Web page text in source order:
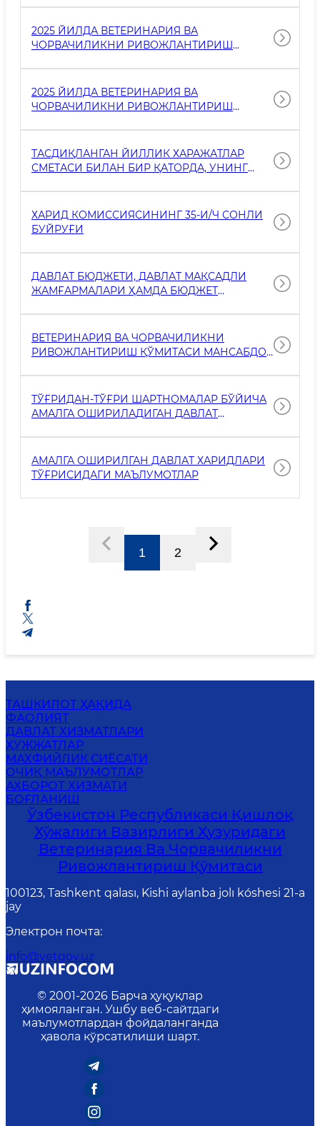
2025 ЙИЛДА ВЕТЕРИНАРИЯ ВА
ЧОРВАЧИЛИКНИ РИВОЖЛАНТИРИШ
РЕКОНСТРУКЦИЯ ҚИЛИШ ВА ТАЪМИРЛАШ
ИШЛАРИ БЎЙИЧА ЎТКАЗИЛГАН ТАНЛОВЛАР
(ТЕНДЕРЛАР) ТЎҒРИСИДАГИ МАЪЛУМОТЛАР
2025 ЙИЛДА ВЕТЕРИНАРИЯ ВА
ЧОРВАЧИЛИКНИ РИВОЖЛАНТИРИШ
ҚЎЙИЛМАЛАР ҲИСОБИДАН АМАЛГА
ОШИРИЛАЁТГАН ЛОЙИҲАЛАРНИНГ
ИЖРОСИ ТЎҒРИСИДАГИ МАЪЛУМОТЛАР
ТАСДИҚЛАНГАН ЙИЛЛИК ХАРАЖАТЛАР
СМЕТАСИ БИЛАН БИР ҚАТОРДА, УНИНГ
ҚУРИШ, РЕКОНСТРУКЦИЯ ҚИЛИШ ВА
КАПИТАЛ ТАЪМИРЛАШ ИШЛАРИ,
АВТОМОТОТРАНСПОРТ ВОСИТАЛАРИНИ
ТЎҒРИСИДАГИ МАЪЛУМОТЛАР
ХАРИД КОМИССИЯСИНИНГ 35-И/Ч СОНЛИ
БУЙРУҒИ
ДАВЛАТ БЮДЖЕТИ, ДАВЛАТ МАҚСАДЛИ
ЖАМҒАРМАЛАРИ ҲАМДА БЮДЖЕТ
ТАШҚАРИ ЖАМҒАРМАЛАРИ ҲИСОБИГА
ХАРИД ҚИЛИНИШИ РЕЖАЛАШТИРИЛГАН
ТОВАРЛАР (ИШЛАР, ХИЗМАТЛАР)
ТЎҒРИСИДАГИ МАЪЛУМОТЛАР
ВЕТЕРИНАРИЯ ВА ЧОРВАЧИЛИКНИ
РИВОЖЛАНТИРИШ ҚЎМИТАСИ МАНСАБДОР
ДАВОМИДА ХИЗМАТ САФАРЛАРИ
ХАРАЖАТЛАРИ ТЎҒРИСИДАГИ
МАЪЛУМОТЛАР
ТЎҒРИДАН-ТЎҒРИ ШАРТНОМАЛАР БЎЙИЧА
АМАЛГА ОШИРИЛАДИГАН ДАВЛАТ
АМАЛГА ОШИРИЛГАН ДАВЛАТ ХАРИДЛАРИ
ТЎҒРИСИДАГИ МАЪЛУМОТЛАР
1 2
ТАШКИЛОТ ҲАҚИДА
ФАОЛИЯТ
ДАВЛАТ ХИЗМАТЛАРИ
ҲУЖЖАТЛАР
МАХФИЙЛИК СИЁСАТИ
ОЧИҚ МАЪЛУМОТЛАР
АХБОРОТ ХИЗМАТИ
БОҒЛАНИШ
Ўзбекистон Республикаси Қишлоқ
Хўжалиги Вазирлиги Ҳузуридаги
Ветеринария Ва Чорвачиликни
Ривожлантириш Қўмитаси
100123, Tashkent qalası, Kishi aylanba jolı kóshesi 21-a
jay
Электрон почта:
info@vetgov.uz
© 2001-2026 Барча ҳуқуқлар
ҳимояланган. Ушбу веб-сайтдаги
маълумотлардан фойдаланганда
ҳавола кўрсатилиши шарт.